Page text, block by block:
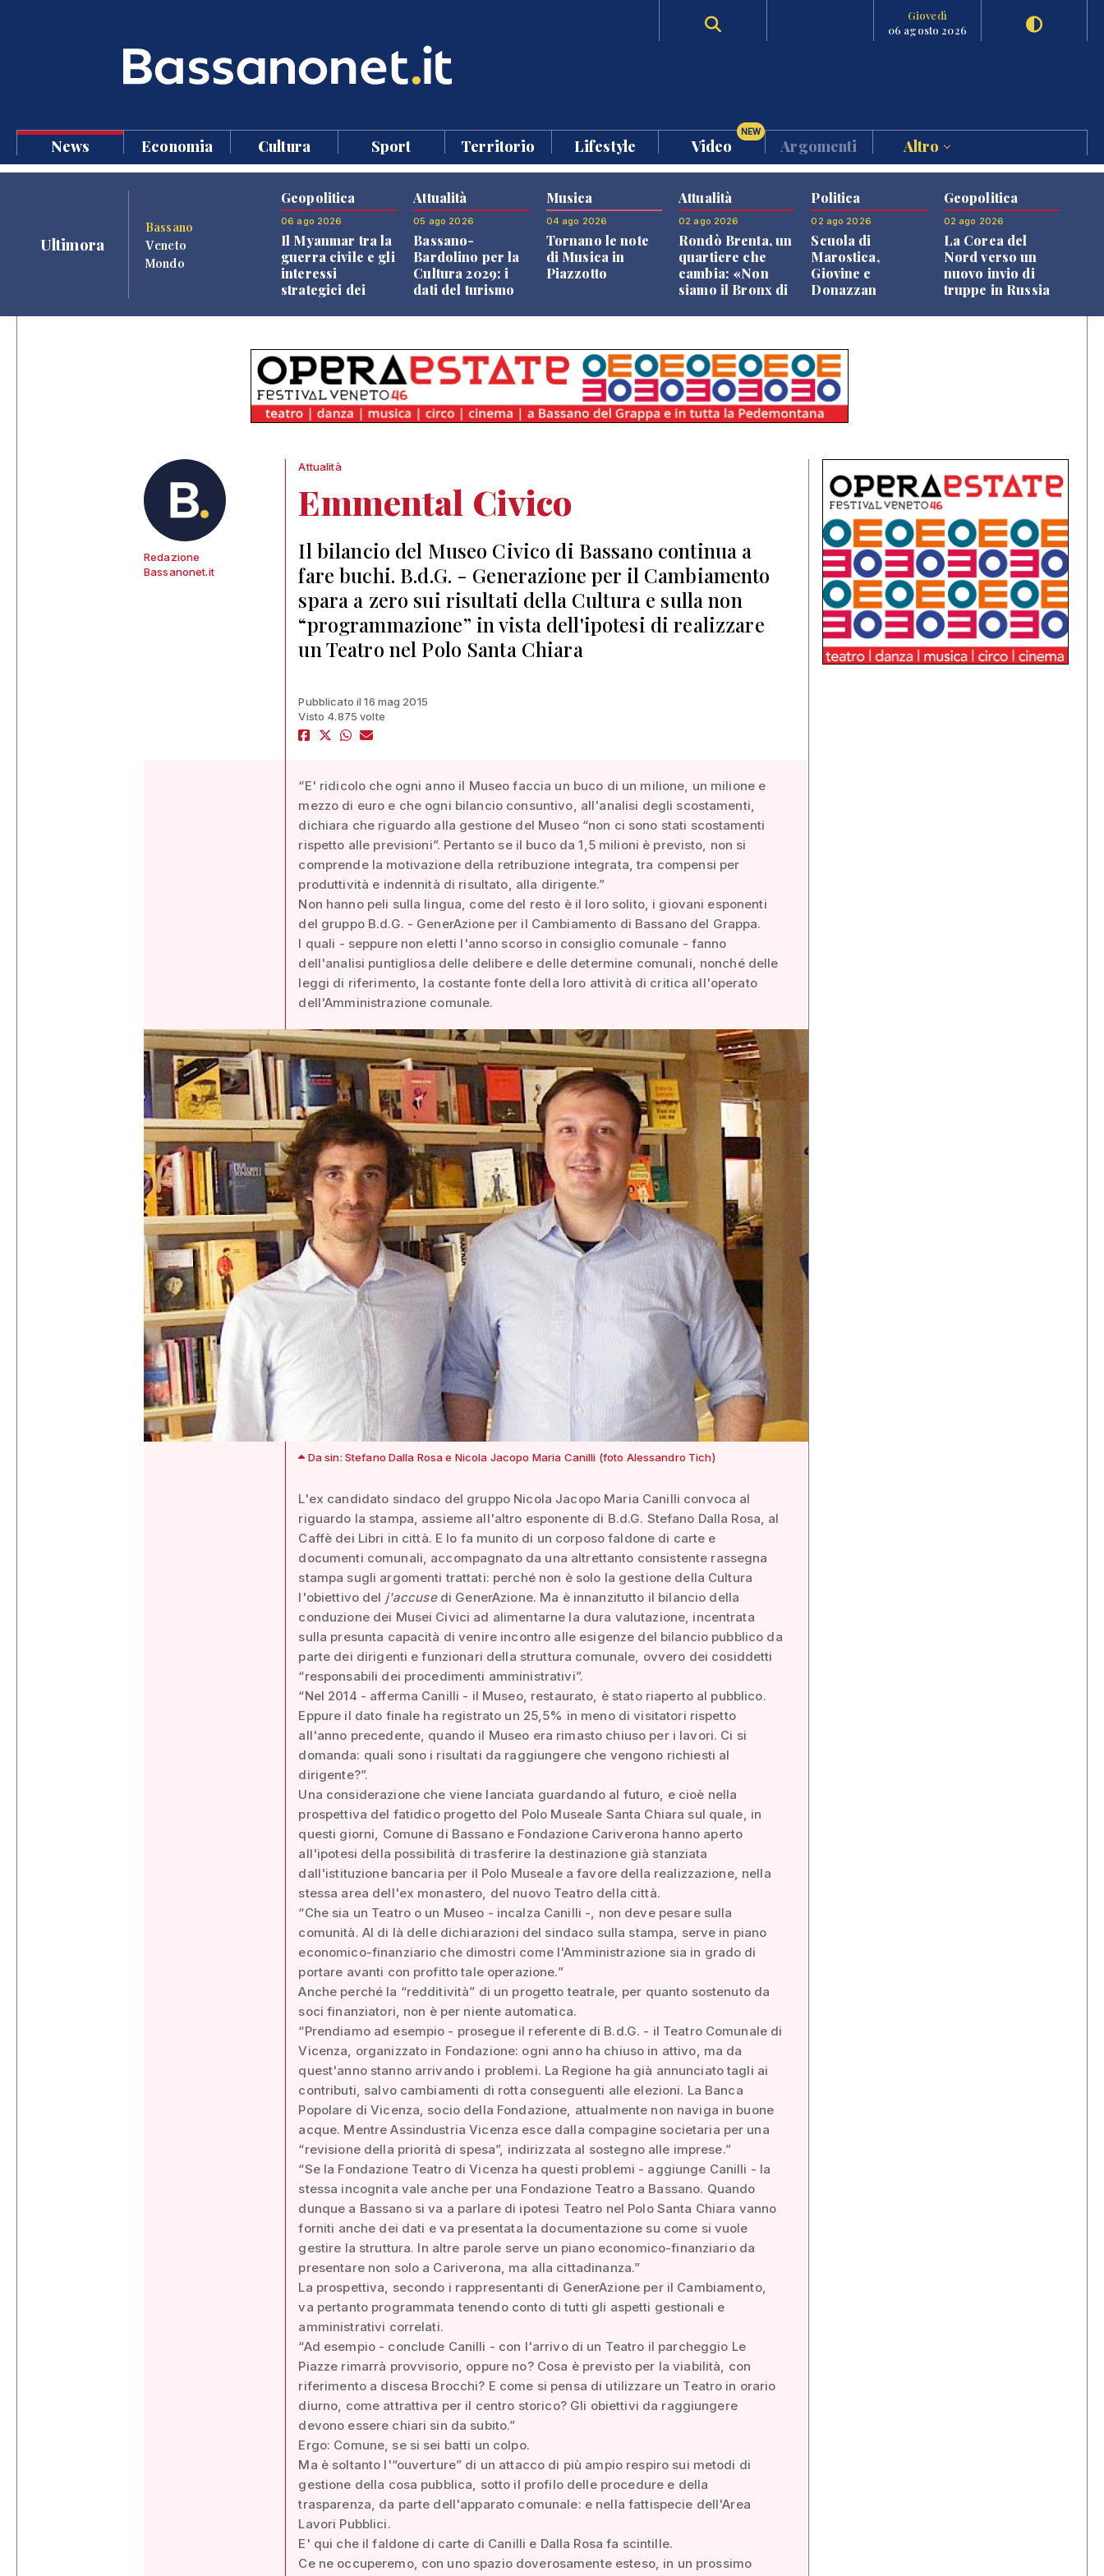
Giovedì
06 agosto 2026
News Economia Cultura Sport Territorio Lifestyle Video
NEW
Argomenti Altro
Ultimora
Bassano
Veneto
Mondo
Geopolitica
06 ago 2026
Il Myanmar tra la
guerra civile e gli
interessi
strategici dei
Attualità
05 ago 2026
Bassano-
Bardolino per la
Cultura 2029: i
dati del turismo
Musica
04 ago 2026
Tornano le note
di Musica in
Piazzotto
Attualità
02 ago 2026
Rondò Brenta, un
quartiere che
cambia: «Non
siamo il Bronx di
Politica
02 ago 2026
Scuola di
Marostica,
Giovine e
Donazzan
Geopolitica
02 ago 2026
La Corea del
Nord verso un
nuovo invio di
truppe in Russia
Redazione
Bassanonet.it
Attualità
Emmental Civico
Il bilancio del Museo Civico di Bassano continua a
fare buchi. B.d.G. - Generazione per il Cambiamento
spara a zero sui risultati della Cultura e sulla non
“programmazione” in vista dell'ipotesi di realizzare
un Teatro nel Polo Santa Chiara
Pubblicato il 16 mag 2015
Visto 4.875 volte
“E' ridicolo che ogni anno il Museo faccia un buco di un milione, un milione e
mezzo di euro e che ogni bilancio consuntivo, all'analisi degli scostamenti,
dichiara che riguardo alla gestione del Museo “non ci sono stati scostamenti
rispetto alle previsioni”. Pertanto se il buco da 1,5 milioni è previsto, non si
comprende la motivazione della retribuzione integrata, tra compensi per
produttività e indennità di risultato, alla dirigente.”
Non hanno peli sulla lingua, come del resto è il loro solito, i giovani esponenti
del gruppo B.d.G. - GenerAzione per il Cambiamento di Bassano del Grappa.
I quali - seppure non eletti l'anno scorso in consiglio comunale - fanno
dell'analisi puntigliosa delle delibere e delle determine comunali, nonché delle
leggi di riferimento, la costante fonte della loro attività di critica all'operato
dell'Amministrazione comunale.
Da sin: Stefano Dalla Rosa e Nicola Jacopo Maria Canilli (foto Alessandro Tich)
L'ex candidato sindaco del gruppo Nicola Jacopo Maria Canilli convoca al
riguardo la stampa, assieme all'altro esponente di B.d.G. Stefano Dalla Rosa, al
Caffè dei Libri in città. E lo fa munito di un corposo faldone di carte e
documenti comunali, accompagnato da una altrettanto consistente rassegna
stampa sugli argomenti trattati: perché non è solo la gestione della Cultura
l'obiettivo del j'accusedi GenerAzione. Ma è innanzitutto il bilancio della
conduzione dei Musei Civici ad alimentarne la dura valutazione, incentrata
sulla presunta capacità di venire incontro alle esigenze del bilancio pubblico da
parte dei dirigenti e funzionari della struttura comunale, ovvero dei cosiddetti
“responsabili dei procedimenti amministrativi”.
“Nel 2014 - afferma Canilli - il Museo, restaurato, è stato riaperto al pubblico.
Eppure il dato finale ha registrato un 25,5% in meno di visitatori rispetto
all'anno precedente, quando il Museo era rimasto chiuso per i lavori. Ci si
domanda: quali sono i risultati da raggiungere che vengono richiesti al
dirigente?”.
Una considerazione che viene lanciata guardando al futuro, e cioè nella
prospettiva del fatidico progetto del Polo Museale Santa Chiara sul quale, in
questi giorni, Comune di Bassano e Fondazione Cariverona hanno aperto
all'ipotesi della possibilità di trasferire la destinazione già stanziata
dall'istituzione bancaria per il Polo Museale a favore della realizzazione, nella
stessa area dell'ex monastero, del nuovo Teatro della città.
“Che sia un Teatro o un Museo - incalza Canilli -, non deve pesare sulla
comunità. Al di là delle dichiarazioni del sindaco sulla stampa, serve in piano
economico-finanziario che dimostri come l'Amministrazione sia in grado di
portare avanti con profitto tale operazione.”
Anche perché la “redditività” di un progetto teatrale, per quanto sostenuto da
soci finanziatori, non è per niente automatica.
“Prendiamo ad esempio - prosegue il referente di B.d.G. - il Teatro Comunale di
Vicenza, organizzato in Fondazione: ogni anno ha chiuso in attivo, ma da
quest'anno stanno arrivando i problemi. La Regione ha già annunciato tagli ai
contributi, salvo cambiamenti di rotta conseguenti alle elezioni. La Banca
Popolare di Vicenza, socio della Fondazione, attualmente non naviga in buone
acque. Mentre Assindustria Vicenza esce dalla compagine societaria per una
“revisione della priorità di spesa”, indirizzata al sostegno alle imprese.”
“Se la Fondazione Teatro di Vicenza ha questi problemi - aggiunge Canilli - la
stessa incognita vale anche per una Fondazione Teatro a Bassano. Quando
dunque a Bassano si va a parlare di ipotesi Teatro nel Polo Santa Chiara vanno
forniti anche dei dati e va presentata la documentazione su come si vuole
gestire la struttura. In altre parole serve un piano economico-finanziario da
presentare non solo a Cariverona, ma alla cittadinanza.”
La prospettiva, secondo i rappresentanti di GenerAzione per il Cambiamento,
va pertanto programmata tenendo conto di tutti gli aspetti gestionali e
amministrativi correlati.
“Ad esempio - conclude Canilli - con l'arrivo di un Teatro il parcheggio Le
Piazze rimarrà provvisorio, oppure no? Cosa è previsto per la viabilità, con
riferimento a discesa Brocchi? E come si pensa di utilizzare un Teatro in orario
diurno, come attrattiva per il centro storico? Gli obiettivi da raggiungere
devono essere chiari sin da subito.”
Ergo: Comune, se si sei batti un colpo.
Ma è soltanto l'“ouverture” di un attacco di più ampio respiro sui metodi di
gestione della cosa pubblica, sotto il profilo delle procedure e della
trasparenza, da parte dell'apparato comunale: e nella fattispecie dell'Area
Lavori Pubblici.
E' qui che il faldone di carte di Canilli e Dalla Rosa fa scintille.
Ce ne occuperemo, con uno spazio doverosamente esteso, in un prossimo